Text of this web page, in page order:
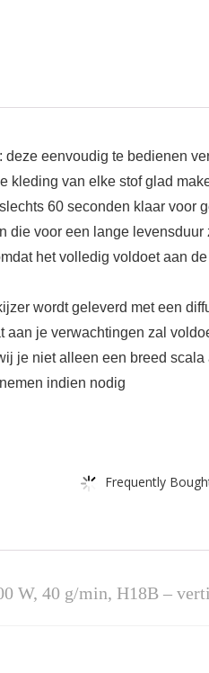
eenvoudig te bedienen
kleding van elke stof glad
60 seconden klaar
die voor een lange levensduur
het volledig voldoet aan
wordt geleverd met een
je verwachtingen zal
je niet alleen een breed
indien nodig
Frequently
W, 40 g/min, H18B –